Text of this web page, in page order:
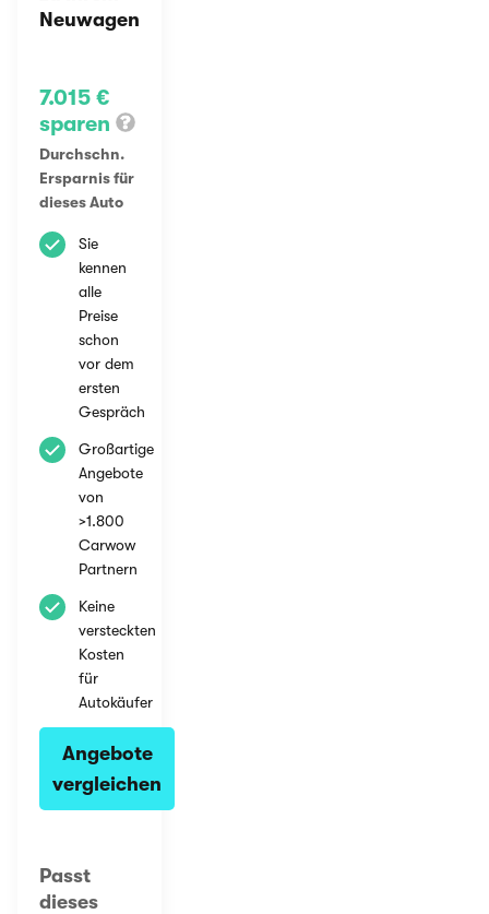
Neuwagen
7.015 €
sparen
Durchschn.
Ersparnis für
dieses Auto
Sie
kennen
alle
Preise
schon
vor dem
ersten
Gespräch
Großartige
Angebote
von
>1.800
Carwow
Partnern
Keine
versteckten
Kosten
für
Autokäufer
Angebote
vergleichen
Passt
dieses